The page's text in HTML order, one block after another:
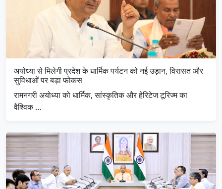
अयोध्या से मिलेगी प्रदेश के धार्मिक पर्यटन को नई उड़ान, विरासत और
सुविधाओं पर बड़ा फोकस
रामनगरी अयोध्या को धार्मिक, सांस्कृतिक और हेरिटेज टूरिज्म का
वैश्विक …